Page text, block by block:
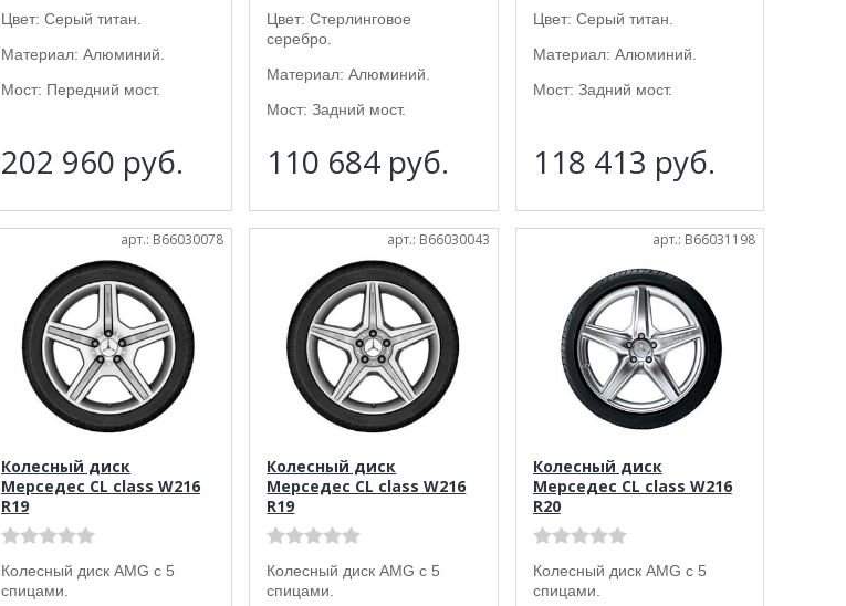
Цвет: Серый титан.
Материал: Алюминий.
Мост: Передний мост.
202 960 руб.
Цвет: Стерлинговое
серебро.
Материал: Алюминий.
Мост: Задний мост.
110 684 руб.
Цвет: Серый титан.
Материал: Алюминий.
Мост: Задний мост.
118 413 руб.
арт.: B66030078
Колесный диск
Мерседес CL class W216
R19
Колесный диск AMG с 5
спицами.
арт.: B66030043
Колесный диск
Мерседес CL class W216
R19
Колесный диск AMG с 5
спицами.
арт.: B66031198
Колесный диск
Мерседес CL class W216
R20
Колесный диск AMG с 5
спицами.